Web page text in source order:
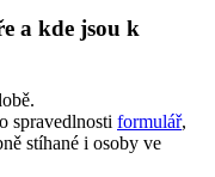
a kde jsou k
spravedlnosti formulář,
stíhané i osoby ve